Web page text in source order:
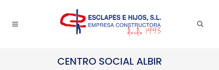
CENTRO SOCIAL ALBIR